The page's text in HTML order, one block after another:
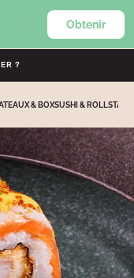
Obtenir
0
?
& BOXSUSHI & ROLLS